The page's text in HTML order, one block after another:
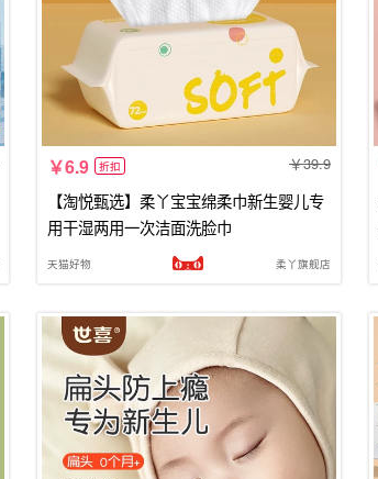
6.9 折扣 39.9
【淘悦甄选】柔丫宝宝绵柔巾新生婴儿专
用干湿两用一次洁面洗脸巾
天猫好物 柔丫旗舰店